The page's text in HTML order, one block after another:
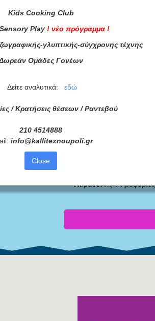
Όρους
διαβάσει τις
Kids Cooking Club
Sensory Play ! νέο πρόγραμμα !
γλυπτικής-σύγχρονης τέχνης
Ομάδες Γονέων
Δείτε αναλυτικά: εδώ
/ Κρατήσεις θέσεων / Ραντεβού
210 4514888
info@kallitexnoupoli.gr
Close